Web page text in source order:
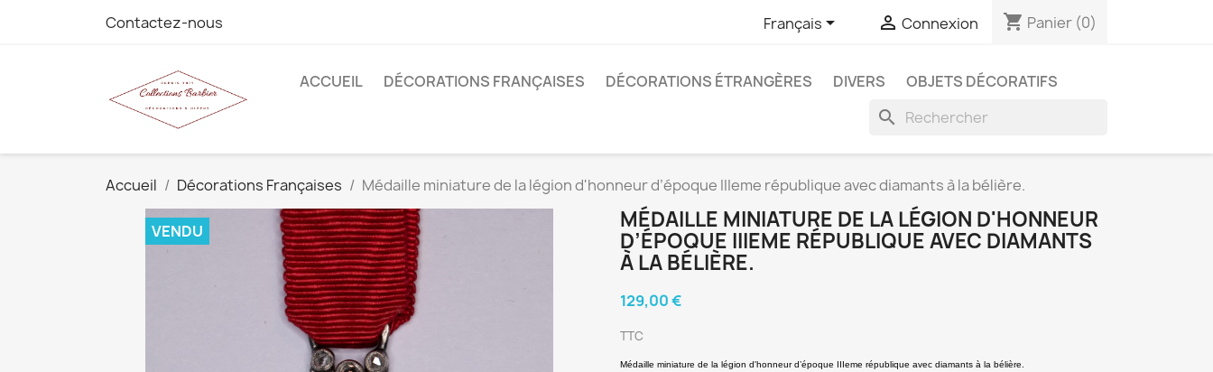
Contactez-nous Français  Connexion shopping_cart Panier (0)
ACCUEIL DÉCORATIONS FRANÇAISES DÉCORATIONS ÉTRANGÈRES DIVERS OBJETS DÉCORATIFS
search
Accueil Décorations Françaises Médaille miniature de la légion d'honneur d’époque IIIeme république avec diamants à la bélière.
VENDU
MÉDAILLE MINIATURE DE LA LÉGION D'HONNEUR
D’ÉPOQUE IIIEME RÉPUBLIQUE AVEC DIAMANTS
À LA BÉLIÈRE.
129,00 €
TTC
Médaille miniature de la légion d'honneur d’époque IIIeme république avec diamants à la bélière.